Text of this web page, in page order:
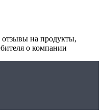
на продукты,
о компании